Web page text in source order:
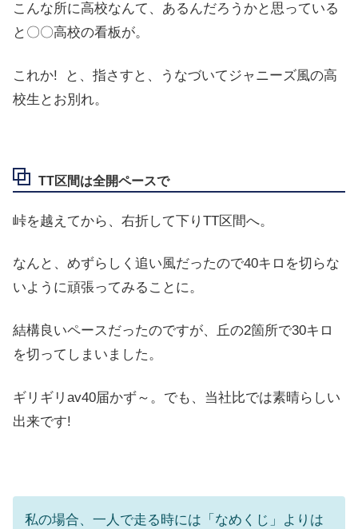
こんな所に高校なんて、あるんだろうかと思っている
と〇〇高校の看板が。
これか! と、指さすと、うなづいてジャニーズ風の高
校生とお別れ。
TT区間は全開ペースで
峠を越えてから、右折して下りTT区間へ。
なんと、めずらしく追い風だったので40キロを切らな
いように頑張ってみることに。
結構良いペースだったのですが、丘の2箇所で30キロ
を切ってしまいました。
ギリギリav40届かず～。でも、当社比では素晴らしい
出来です!
私の場合、一人で走る時には「なめくじ」よりは